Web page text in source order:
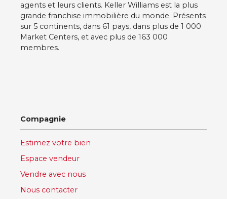
agents et leurs clients. Keller Williams est la plus
grande franchise immobilière du monde. Présents
sur 5 continents, dans 61 pays, dans plus de 1 000
Market Centers, et avec plus de 163 000
membres.
Compagnie
Estimez votre bien
Espace vendeur
Vendre avec nous
Nous contacter